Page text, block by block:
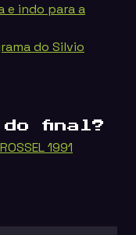
e indo para a
do Silvio
do final?
1991